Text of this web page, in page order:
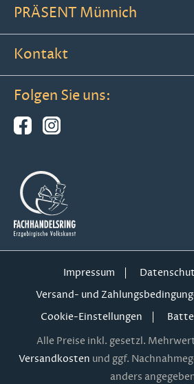
PRÄSENT Münnich
Kontakt
Folgen Sie uns:
Impressum
Versand- und
Cookie-Einstellungen
Alle Preise inkl. gesetzl.
Versandkosten und ggf.
anders